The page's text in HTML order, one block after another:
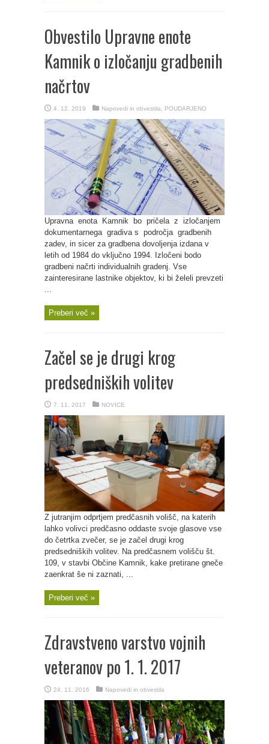
Obvestilo Upravne enote
Kamnik o izločanju gradbenih
načrtov
4. 12. 2019 Napovedi in obvestila POUDARJENO
Upravna enota Kamnik bo pričela z izločanjem
dokumentarnega gradiva s področja gradbenih
zadev, in sicer za gradbena dovoljenja izdana v
letih od 1984 do vključno 1994. Izločeni bodo
gradbeni načrti individualnih gradenj. Vse
zainteresirane lastnike objektov, ki bi želeli prevzeti
...
Preberi več »
Začel se je drugi krog
predsedniških volitev
7. 11. 2017 NOVICE
Z jutranjim odprtjem predčasnih volišč, na katerih
lahko volivci predčasno oddaste svoje glasove vse
do četrtka zvečer, se je začel drugi krog
predsedniških volitev. Na predčasnem volišču št.
109, v stavbi Občine Kamnik, kake pretirane gneče
zaenkrat še ni zaznati, ...
Preberi več »
Zdravstveno varstvo vojnih
veteranov po 1. 1. 2017
24. 11. 2016 Napovedi in obvestila